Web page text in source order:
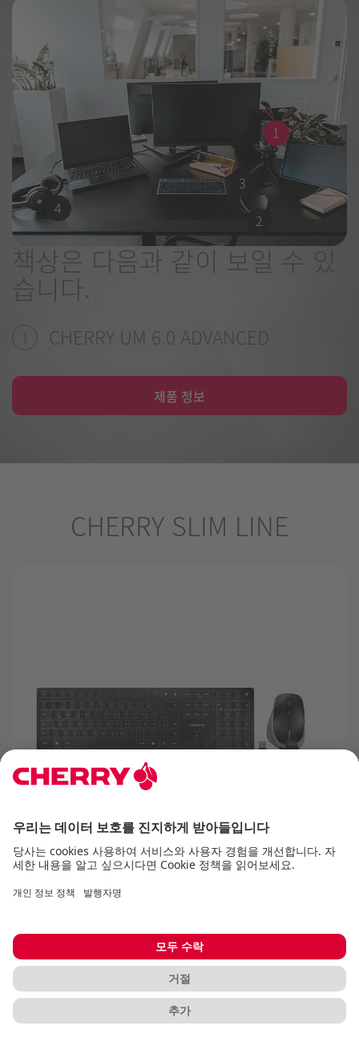
1
2
3
4
책상은 다음과 같이 보일 수 있
습니다.
1 CHERRY UM 6.0 ADVANCED
제품 정보
CHERRY SLIM LINE
CHERRY DW 9500 SLIM
수준 높은 사용자를 위한 세련된 디자인의 충전식